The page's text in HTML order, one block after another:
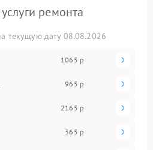
ремонта
текущую дату 08.08.2026
1065 р
965 р
2165 р
365 р